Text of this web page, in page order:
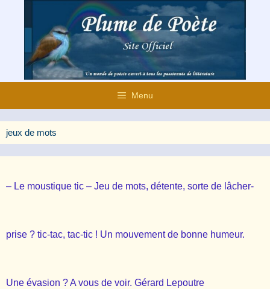
contenu
Menu
jeux de mots
– Le moustique tic – Jeu de mots, détente, sorte de lâcher-
prise ? tic-tac, tac-tic ! Un mouvement de bonne humeur.
Une évasion ? A vous de voir. Gérard Lepoutre